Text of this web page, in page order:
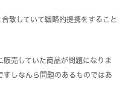
致していて戦略的提携をすること
売していた商品が問題になりま
すしなんら問題のあるものではあ